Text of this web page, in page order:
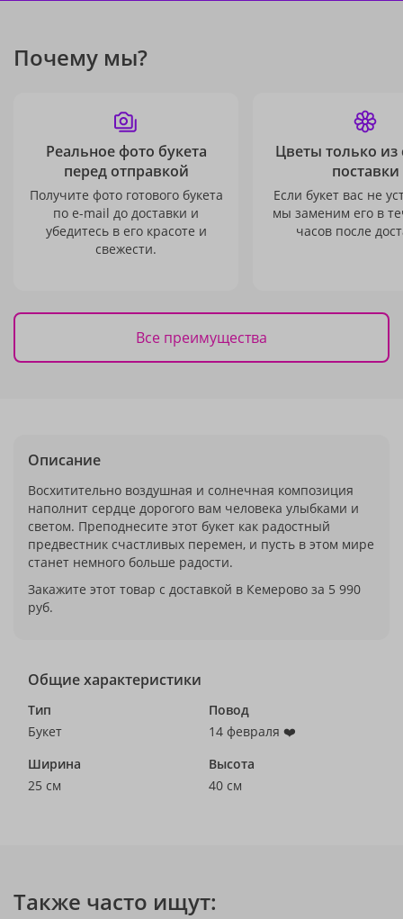
Почему мы?
Реальное фото букета
перед отправкой
Получите фото готового букета
по e-mail до доставки и
убедитесь в его красоте и
свежести.
Цветы только из
поставки
Если букет вас не
мы заменим его в
часов после
Все преимущества
Описание
Восхитительно воздушная и солнечная композиция
наполнит сердце дорогого вам человека улыбками и
светом. Преподнесите этот букет как радостный
предвестник счастливых перемен, и пусть в этом мире
станет немного больше радости.
Закажите этот товар с доставкой в Кемерово за 5 990
руб.
Общие характеристики
Тип
Букет
Повод
14 февраля ❤️
Ширина
25 см
Высота
40 см
Также часто ищут: